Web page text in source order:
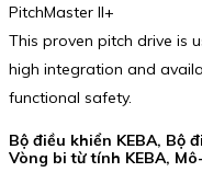
PitchMaster II+
This proven pitch drive is
high integration and
functional safety.
Bộ điều khiển KEBA, Bộ
Vòng bi từ tính KEBA,